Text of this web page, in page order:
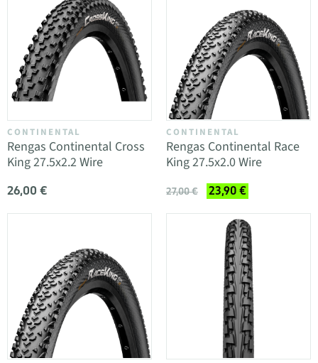
CONTINENTAL
Rengas Continental Cross
King 27.5x2.2 Wire
26,00 €
CONTINENTAL
Rengas Continental Race
King 27.5x2.0 Wire
27,00 € 23,90 €